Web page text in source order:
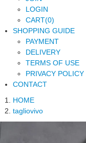
LOGIN
CART(0)
SHOPPING GUIDE
PAYMENT
DELIVERY
TERMS OF USE
PRIVACY POLICY
CONTACT
HOME
tagliovivo